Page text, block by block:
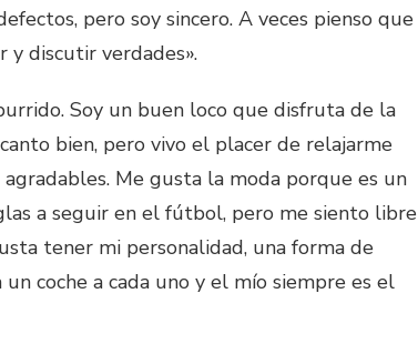
pero soy sincero. A veces pienso que
y discutir verdades».
Soy un buen loco que disfruta de la
bien, pero vivo el placer de relajarme
Me gusta la moda porque es un
a seguir en el fútbol, pero me siento libre
tener mi personalidad, una forma de
coche a cada uno y el mío siempre es el